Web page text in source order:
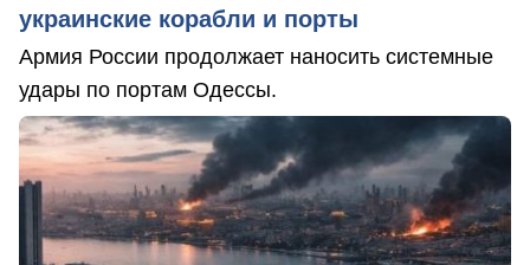
украинские корабли и порты
Армия России продолжает наносить системные
удары по портам Одессы.